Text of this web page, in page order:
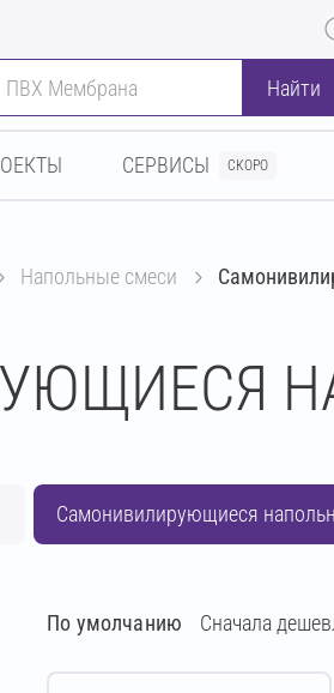
Найти
СЕРВИСЫ СКОРО
напольные смеси
Самонивилирующиеся
По умолчанию Сначала